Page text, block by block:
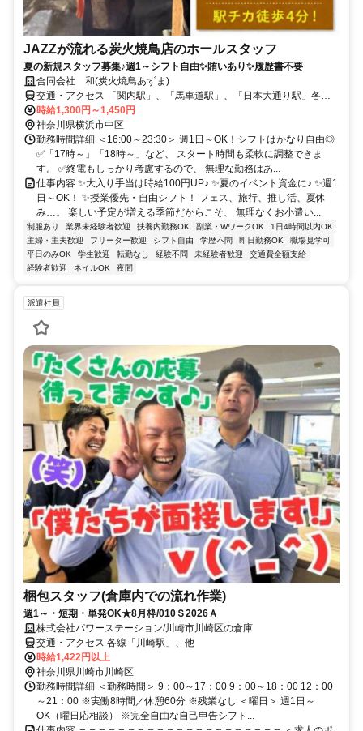
JAZZが流れる炭火焼鳥店のホールスタッフ
夏の新規スタッフ募集♪週1～シフト自由✨賄いあり✨履歴書不要
合同会社 和(炭火焼鳥あずま)
交通・アクセス 「関内駅」、「馬車道駅」、「日本大通り駅」各駅4
分
時給1,300円～1,450円
神奈川県横浜市中区
勤務時間詳細 ＜16:00～23:30＞ 週1日～OK！シフトはかなり自由◎
✅「17時～」「18時～」など、 スタート時間も柔軟に調整できま
す。 ✅終電もしっかり考慮するので、 無理な勤務はあ...
仕事内容 ✨大入り手当は時給100円UP♪ ✨夏のイベント資金に♪ ✨週1
日～OK！ ✨授業優先・自由シフト！ フェス、旅行、推し活、夏休
み…。 楽しい予定が増える季節だからこそ、 無理なくお小遣い...
制服あり 業界未経験者歓迎 扶養内勤務OK 副業・WワークOK
1日4時間以内OK
主婦・主夫歓迎
フリーター歓迎 シフト自由 学歴不問 即日勤務OK
職場見学可
平日のみOK
学生歓迎 転勤なし 経験不問 未経験者歓迎
交通費全額支給
経験者歓迎
ネイルOK 夜間
派遣社員
梱包スタッフ(倉庫内での流れ作業)
週1～・短期・単発OK★8月枠/010Ｓ2026Ａ
株式会社パワーステーション/川崎市川崎区の倉庫
交通・アクセス 各線「川崎駅」、他
時給1,422円以上
神奈川県川崎市川崎区
勤務時間詳細 ＜勤務時間＞ 9：00～17：00 9：00～18：00 12：00
～21：00 ※実働8時間／休憩60分 ※残業なし ＜曜日＞ 週1日～
OK（曜日応相談） ※完全自由な自己申告シフト...